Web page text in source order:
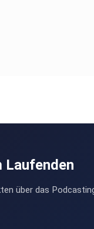
Laufenden
über das